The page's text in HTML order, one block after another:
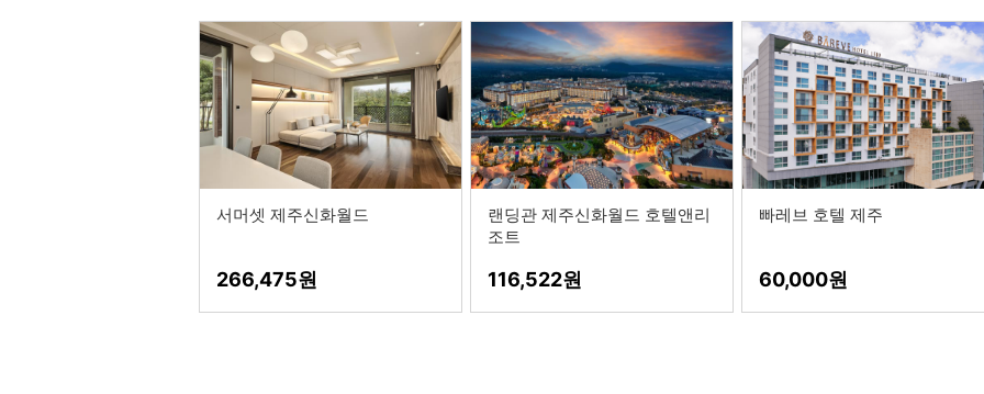
서머셋 제주신화월드
266,475
랜딩관 제주신화월드 호텔앤리
조트
116,522
빠레브 호텔 제주
60,000